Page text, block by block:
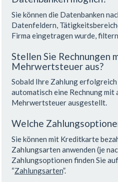
Sie können die Datenbanken
Datenfeldern,
Firma eingetragen wurde, filtern.
Stellen Sie Rechnungen
Mehrwertsteuer aus?
Sobald Ihre Zahlung
automatisch eine Rechnung mit
Mehrwertsteuer ausgestellt.
Welche
Sie können mit Kreditkarte
Zahlungsarten anwenden (je
Zahlungsoptionen finden Sie
“Zahlungsarten”.